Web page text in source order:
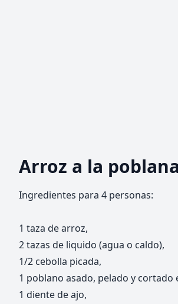
Arroz a la poblana
Ingredientes para 4 personas:
1 taza de arroz,
2 tazas de liquido (agua o caldo),
1/2 cebolla picada,
1 poblano asado, pelado y cortado
1 diente de ajo,